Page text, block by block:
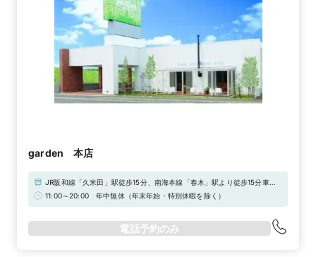
garden 本店
JR阪和線「久米田」駅徒歩15分、南海本線「春木」駅より徒歩15分車で
は堺市内より約10分。和歌山市内より約40分。阪神高速4号湾岸線岸和田
11:00～20:00 年中無休（年末年始・特別休暇を除く）
電話予約のみ